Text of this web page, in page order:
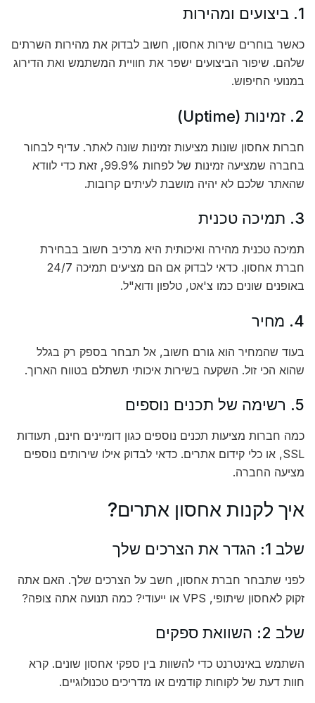
1. ביצועים ומהירות
כאשר בוחרים שירות אחסון, חשוב לבדוק את מהירות השרתים
שלהם. שיפור הביצועים ישפר את חוויית המשתמש ואת הדירוג
במנועי החיפוש.
2. זמינות (Uptime)
חברות אחסון שונות מציעות זמינות שונה לאתר. עדיף לבחור
בחברה שמציעה זמינות של לפחות 99.9%, זאת כדי לוודא
שהאתר שלכם לא יהיה מושבת לעיתים קרובות.
3. תמיכה טכנית
תמיכה טכנית מהירה ואיכותית היא מרכיב חשוב בבחירת
חברת אחסון. כדאי לבדוק אם הם מציעים תמיכה 24/7
באופנים שונים כמו צ'אט, טלפון ודוא"ל.
4. מחיר
בעוד שהמחיר הוא גורם חשוב, אל תבחר בספק רק בגלל
שהוא הכי זול. השקעה בשירות איכותי תשתלם בטווח הארוך.
5. רשימה של תכנים נוספים
כמה חברות מציעות תכנים נוספים כגון דומיינים חינם, תעודות
SSL, או כלי קידום אתרים. כדאי לבדוק אילו שירותים נוספים
מציעה החברה.
איך לקנות אחסון אתרים?
שלב 1: הגדר את הצרכים שלך
לפני שתבחר חברת אחסון, חשב על הצרכים שלך. האם אתה
זקוק לאחסון שיתופי, VPS או ייעודי? כמה תנועה אתה צופה?
שלב 2: השוואת ספקים
השתמש באינטרנט כדי להשוות בין ספקי אחסון שונים. קרא
חוות דעת של לקוחות קודמים או מדריכים טכנולוגיים.